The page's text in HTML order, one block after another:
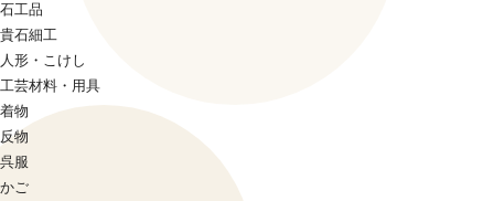
石工品
貴石細工
人形・こけし
工芸材料・用具
着物
反物
呉服
かご